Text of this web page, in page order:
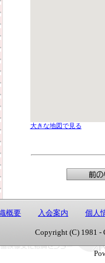
大きな地図で見る
概要 入会案内 個人
Copyright (C) 1981 -